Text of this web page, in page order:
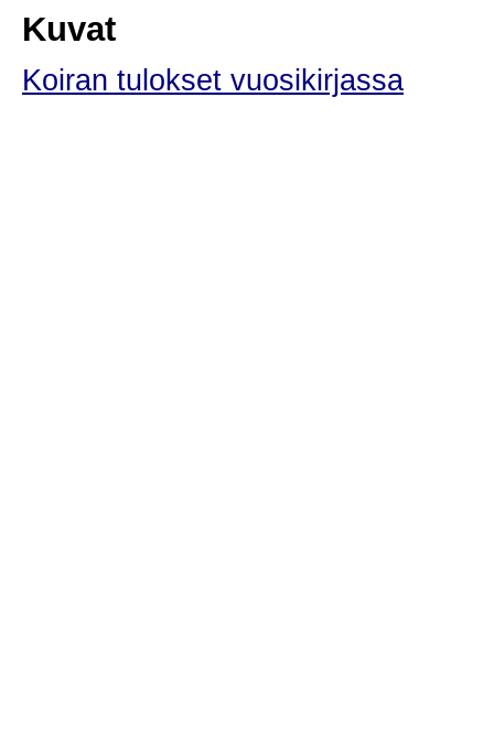
Kuvat
Koiran tulokset vuosikirjassa